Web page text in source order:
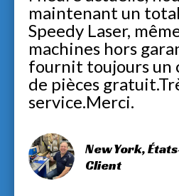
maintenant un
Speedy Laser,
machines hors
fournit toujours un
de pièces
service.Merci.
New York,
Client